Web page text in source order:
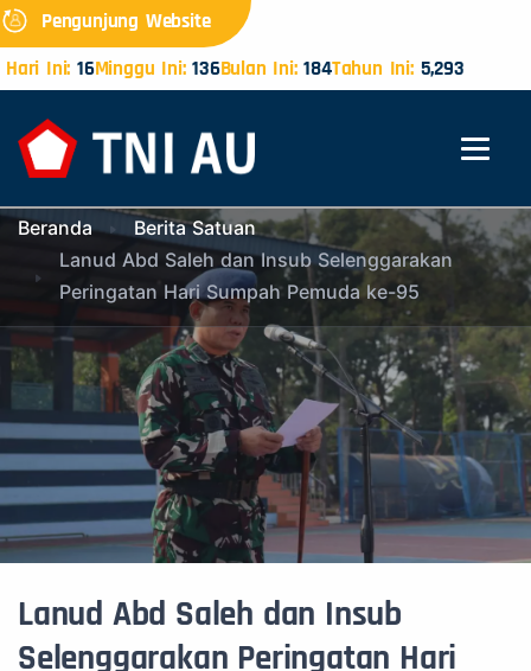
Pengunjung Website
Hari Ini: 16Minggu Ini:136Bulan Ini:184Tahun Ini:5,293
Beranda
Berita Satuan
Lanud Abd Saleh dan Insub Selenggarakan
Peringatan Hari Sumpah Pemuda ke-95
Lanud Abd Saleh dan Insub
Selenggarakan Peringatan Hari